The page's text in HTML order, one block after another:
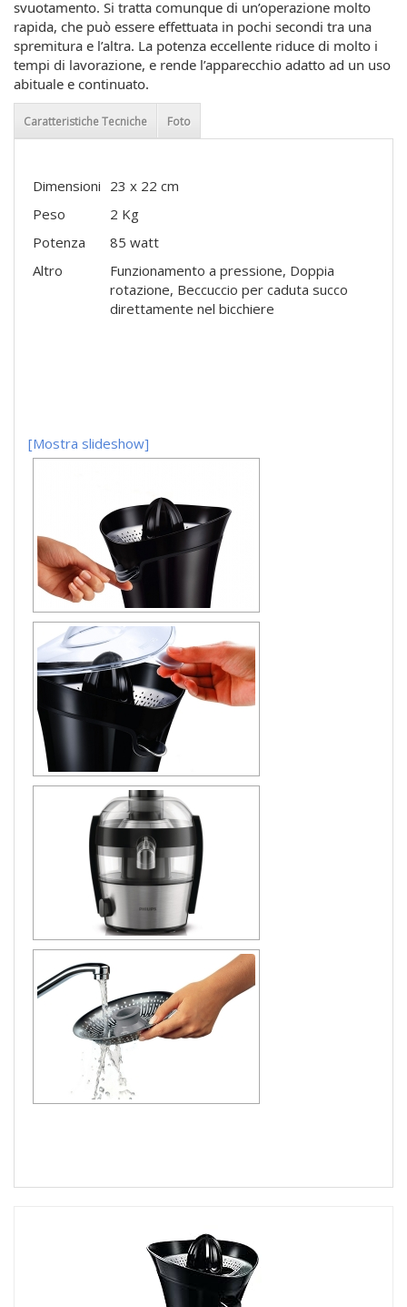
svuotamento. Si tratta comunque di un’operazione molto
rapida, che può essere effettuata in pochi secondi tra una
spremitura e l’altra. La potenza eccellente riduce di molto i
tempi di lavorazione, e rende l’apparecchio adatto ad un uso
abituale e continuato.
Caratteristiche Tecniche Foto
Dimensioni 23 x 22 cm
Peso
2 Kg
Potenza
85 watt
Altro
Funzionamento a pressione, Doppia
rotazione, Beccuccio per caduta succo
direttamente nel bicchiere
[Mostra slideshow]